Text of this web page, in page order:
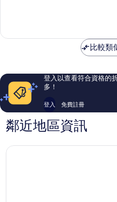
里
店
名
屋
心
有
則
評
比較類
登入以查看符合資格的
多！
登入 免費註冊
鄰近地區資訊